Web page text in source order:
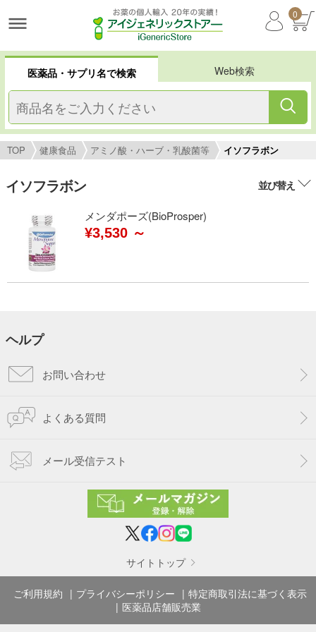
0
医薬品・サプリ名で検索 Web検索
TOP 健康食品 アミノ酸・ハーブ・乳酸菌等 イソフラボン
イソフラボン 並び替え
メンダポーズ(BioProsper)
¥3,530 ～
ヘルプ
お問い合わせ
よくある質問
メール受信テスト
サイトトップ
ご利用規約 プライバシーポリシー
特定商取引法に基づく表示
医薬品店舗販売業